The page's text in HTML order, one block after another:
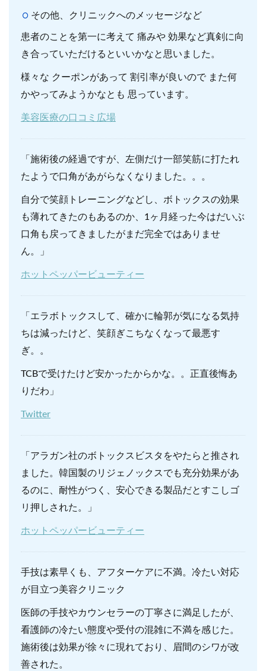
その他、クリニックへのメッセージなど
患者のことを第一に考えて 痛みや 効果など真剣に向
き合っていただけるといいかなと思いました。
様々な クーポンがあって 割引率が良いので また何
かやってみようかなとも 思っています。
美容医療の口コミ広場
「施術後の経過ですが、左側だけ一部笑筋に打たれ
たようで口角があがらなくなりました。。。
自分で笑顔トレーニングなどし、ボトックスの効果
も薄れてきたのもあるのか、1ヶ月経った今はだいぶ
口角も戻ってきましたがまだ完全ではありませ
ん。」
ホットペッパービューティー
「エラボトックスして、確かに輪郭が気になる気持
ちは減ったけど、笑顔ぎこちなくなって最悪す
ぎ。。
TCBで受けたけど安かったからかな。。正直後悔あ
りだわ」
Twitter
「アラガン社のボトックスビスタをやたらと推され
ました。韓国製のリジェノックスでも充分効果があ
るのに、耐性がつく、安心できる製品だとすこしゴ
リ押しされた。」
ホットペッパービューティー
手技は素早くも、アフターケアに不満。冷たい対応
が目立つ美容クリニック
医師の手技やカウンセラーの丁寧さに満足したが、
看護師の冷たい態度や受付の混雑に不満を感じた。
施術後は効果が徐々に現れており、眉間のシワが改
善された。